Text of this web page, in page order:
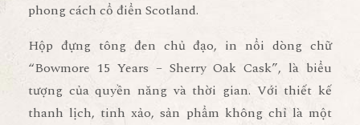
phong cách cổ điển Scotland.
Hộp đựng tông đen chủ đạo, in nổi dòng chữ
“Bowmore 15 Years – Sherry Oak Cask”, là biểu
tượng của quyền năng và thời gian. Với thiết kế
thanh lịch, tinh xảo, sản phẩm không chỉ là một